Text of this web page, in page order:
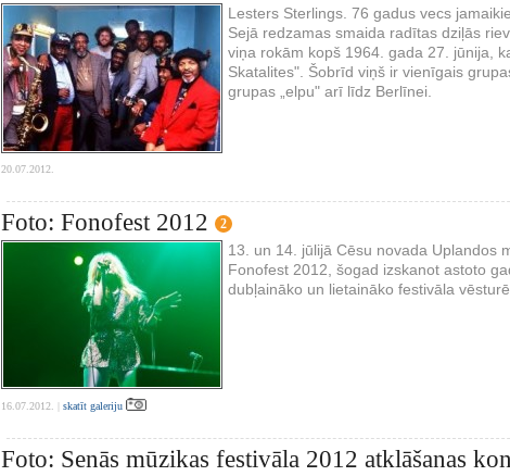
Lesters Sterlings. 76 gadus vecs
Sejā redzamas smaida radītas dziļās
viņa rokām kopš 1964. gada 27. jūnija,
Skatalites". Šobrīd viņš ir vienīgais
grupas „elpu" arī līdz Berlīnei.
20.07.2012.
Foto: Fonofest 2012 2
13. un 14. jūlijā Cēsu novada Uplandos
Fonofest 2012, šogad izskanot astoto
dubļaināko un lietaināko festivāla
16.07.2012. | skatīt galeriju
Foto: Senās mūzikas festivāla 2012 atklāšanas